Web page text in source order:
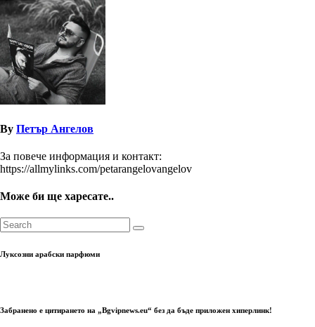
By Петър Ангелов
За повече информация и контакт:
https://allmylinks.com/petarangelovangelov
Може би ще харесате..
Луксозни арабски парфюми
Забранено е цитирането на „Bgvipnews.eu“ без да бъде приложен хиперлинк!